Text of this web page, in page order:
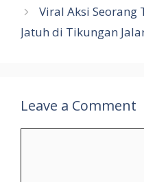
Viral Aksi Seorang
Jatuh di Tikungan
Leave a Comment